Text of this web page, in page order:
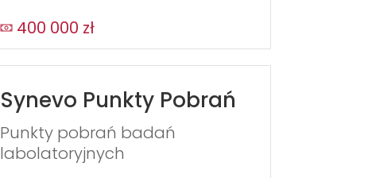
400 000 zł
Synevo Punkty Pobrań
Punkty pobrań badań
labolatoryjnych